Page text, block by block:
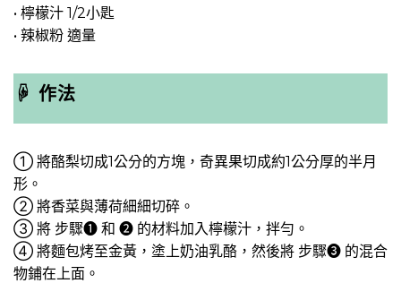
• 檸檬汁 1/2小匙
• 辣椒粉 適量
☟ 作法
① 將酪梨切成1公分的方塊，奇異果切成約1公分厚的半月
形。
② 將香菜與薄荷細細切碎。
③ 將 步驟➊ 和 ➋ 的材料加入檸檬汁，拌勻。
④ 將麵包烤至金黃，塗上奶油乳酪，然後將 步驟➌ 的混合
物鋪在上面。